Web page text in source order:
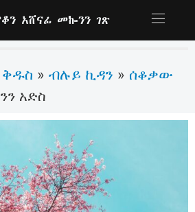
አሸናፊ መኰንን ገጽ
» ብሉይ ኪዳን » ሰቆቃው
አድስ